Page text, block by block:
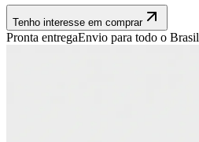
Tenho interesse em comprar
Pronta entregaEnvio para todo o Brasil